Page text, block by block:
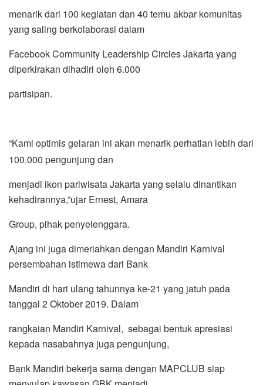
menarik dari 100 kegiatan dan 40 temu akbar komunitas
yang saling berkolaborasi dalam
Facebook Community Leadership Circles Jakarta yang
diperkirakan dihadiri oleh 6.000
partisipan.
“Kami optimis gelaran ini akan menarik perhatian lebih dari
100.000 pengunjung dan
menjadi ikon pariwisata Jakarta yang selalu dinantikan
kehadirannya,”ujar Ernest, Amara
Group, pihak penyelenggara.
Ajang ini juga dimeriahkan dengan Mandiri Karnival
persembahan istimewa dari Bank
Mandiri di hari ulang tahunnya ke-21 yang jatuh pada
tanggal 2 Oktober 2019. Dalam
rangkaian Mandiri Karnival, sebagai bentuk apresiasi
kepada nasabahnya juga pengunjung,
Bank Mandiri bekerja sama dengan MAPCLUB siap